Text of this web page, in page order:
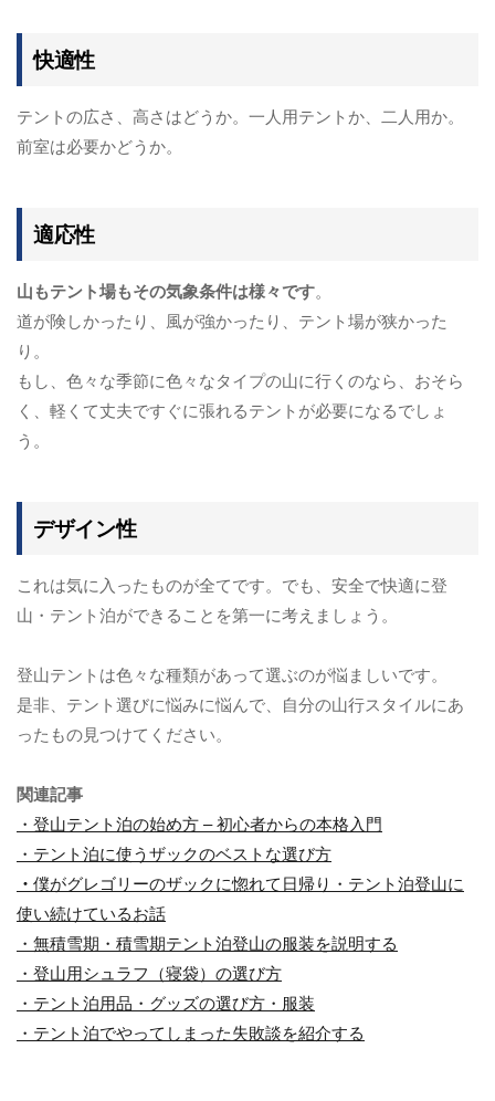
快適性
テントの広さ、高さはどうか。一人用テントか、二人用か。
前室は必要かどうか。
適応性
山もテント場もその気象条件は様々です。
道が険しかったり、風が強かったり、テント場が狭かった
り。
もし、色々な季節に色々なタイプの山に行くのなら、おそら
く、軽くて丈夫ですぐに張れるテントが必要になるでしょ
う。
デザイン性
これは気に入ったものが全てです。でも、安全で快適に登
山・テント泊ができることを第一に考えましょう。
登山テントは色々な種類があって選ぶのが悩ましいです。
是非、テント選びに悩みに悩んで、自分の山行スタイルにあ
ったもの見つけてください。
関連記事
・登山テント泊の始め方 – 初心者からの本格入門
・テント泊に使うザックのベストな選び方
・ 僕がグレゴリーのザックに惚れて日帰り・テント泊登山に
使い続けているお話
・無積雪期・積雪期テント泊登山の服装を説明する
・登山用シュラフ（寝袋）の選び方
・テント泊用品・グッズの選び方・服装
・テント泊でやってしまった失敗談を紹介する